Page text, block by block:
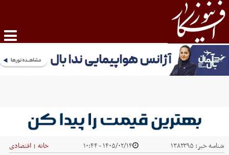
شناسه خبر: ۱۳۸۲۳۹۵ ۱۴۰۵/۰۲/۱۴ - ۱۰:۴۴ خانه | اقتصادی